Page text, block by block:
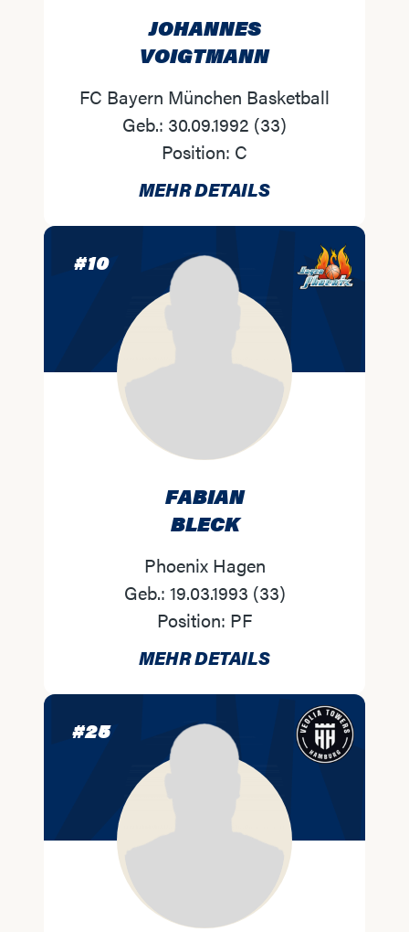
JOHANNES
VOIGTMANN
FC Bayern München Basketball
Geb.: 30.09.1992 (33)
Position: C
MEHR DETAILS
#10
FABIAN
BLECK
Phoenix Hagen
Geb.: 19.03.1993 (33)
Position: PF
MEHR DETAILS
#25